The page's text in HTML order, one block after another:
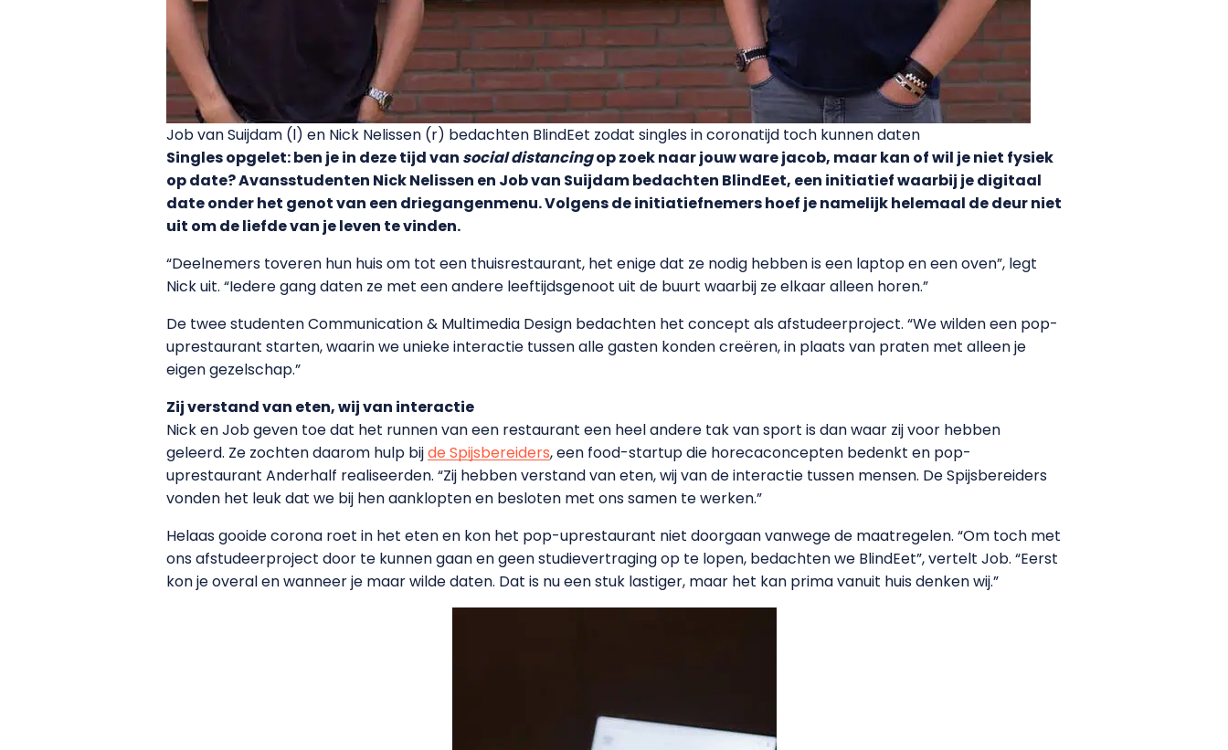
Job van Suijdam (l) en Nick Nelissen (r) bedachten BlindEet zodat singles in coronatijd toch kunnen daten
Singles opgelet: ben je in deze tijd van social distancingop zoek naar jouw ware jacob, maar kan of wil je niet fysiek
op date? Avansstudenten Nick Nelissen en Job van Suijdam bedachten BlindEet, een initiatief waarbij je digitaal
date onder het genot van een driegangenmenu. Volgens de initiatiefnemers hoef je namelijk helemaal de deur niet
uit om de liefde van je leven te vinden.
“Deelnemers toveren hun huis om tot een thuisrestaurant, het enige dat ze nodig hebben is een laptop en een oven”, legt
Nick uit. “Iedere gang daten ze met een andere leeftijdsgenoot uit de buurt waarbij ze elkaar alleen horen.”
De twee studenten Communication & Multimedia Design bedachten het concept als afstudeerproject. “We wilden een pop-
uprestaurant starten, waarin we unieke interactie tussen alle gasten konden creëren, in plaats van praten met alleen je
eigen gezelschap.”
Zij verstand van eten, wij van interactie
Nick en Job geven toe dat het runnen van een restaurant een heel andere tak van sport is dan waar zij voor hebben
geleerd. Ze zochten daarom hulp bijde Spijsbereiders, een food-startup die horecaconcepten bedenkt en pop-
uprestaurant Anderhalf realiseerden. “Zij hebben verstand van eten, wij van de interactie tussen mensen. De Spijsbereiders
vonden het leuk dat we bij hen aanklopten en besloten met ons samen te werken.”
Helaas gooide corona roet in het eten en kon het pop-uprestaurant niet doorgaan vanwege de maatregelen. “Om toch met
ons afstudeerproject door te kunnen gaan en geen studievertraging op te lopen, bedachten we BlindEet”, vertelt Job. “Eerst
kon je overal en wanneer je maar wilde daten. Dat is nu een stuk lastiger, maar het kan prima vanuit huis denken wij.”